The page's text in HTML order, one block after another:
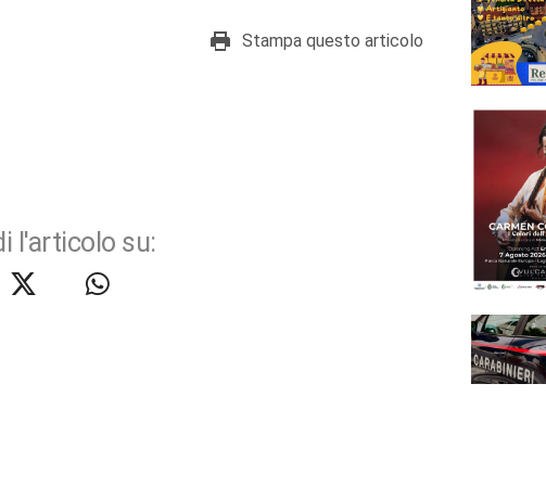
Stampa questo articolo
l'articolo su: